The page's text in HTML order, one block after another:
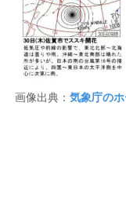
画像出典： 気象庁のホ